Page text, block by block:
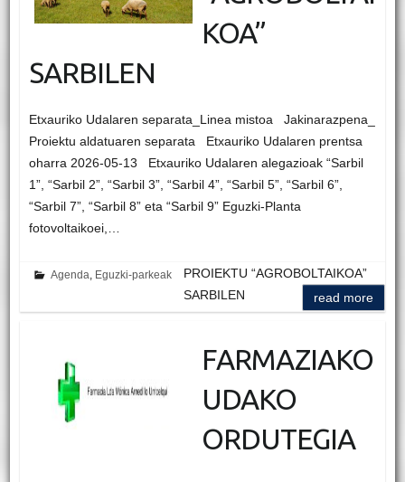
KOA”
SARBILEN
Etxauriko Udalaren separata_Linea mistoa Jakinarazpena_
Proiektu aldatuaren separata Etxauriko Udalaren prentsa
oharra 2026-05-13 Etxauriko Udalaren alegazioak “Sarbil
1”, “Sarbil 2”, “Sarbil 3”, “Sarbil 4”, “Sarbil 5”, “Sarbil 6”,
“Sarbil 7”, “Sarbil 8” eta “Sarbil 9” Eguzki-Planta
fotovoltaikoei,…
Agenda, Eguzki-parkeak
PROIEKTU “AGROBOLTAIKOA”
SARBILEN
read more
FARMAZIAKO
UDAKO
ORDUTEGIA